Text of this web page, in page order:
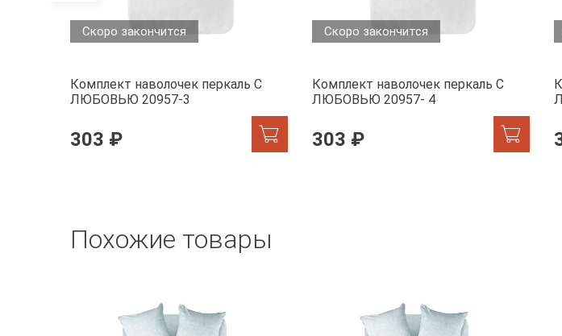
Скоро закончится
Комплект наволочек перкаль С
ЛЮБОВЬЮ 20957-3
303 ₽
Скоро закончится
Комплект наволочек перкаль С
ЛЮБОВЬЮ 20957- 4
303 ₽
Похожие товары